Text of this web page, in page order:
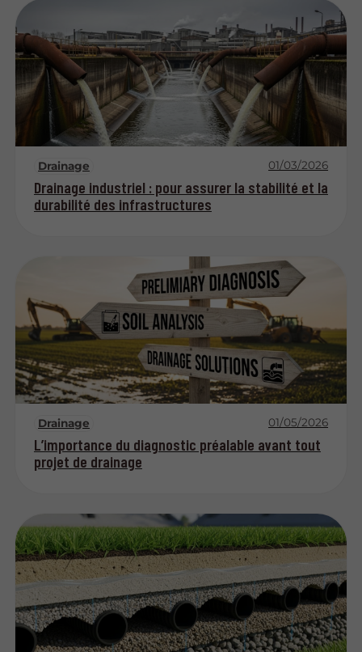
Drainage 01/03/2026
Drainage industriel : pour assurer la stabilité et la
durabilité des infrastructures
Drainage 01/05/2026
L’importance du diagnostic préalable avant tout
projet de drainage